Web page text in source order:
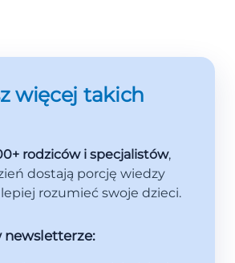
więcej takich
rodziców i specjalistów,
dostają porcję wiedzy
rozumieć swoje dzieci.
newsletterze: